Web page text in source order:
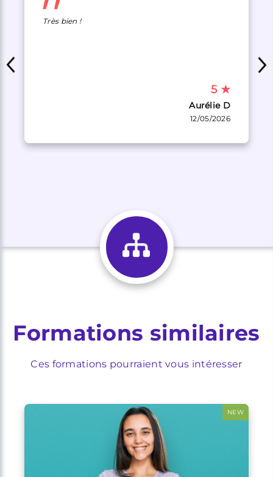
Très bien !
5 ★
Aurélie D
12/05/2026
Formations similaires
Ces formations pourraient vous intéresser
NEW